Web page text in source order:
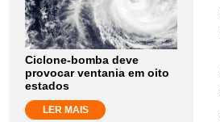
Ciclone-bomba deve
provocar ventania em oito
estados
LER MAIS